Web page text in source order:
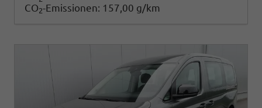
CO2-Emissionen: 157,00 g/km